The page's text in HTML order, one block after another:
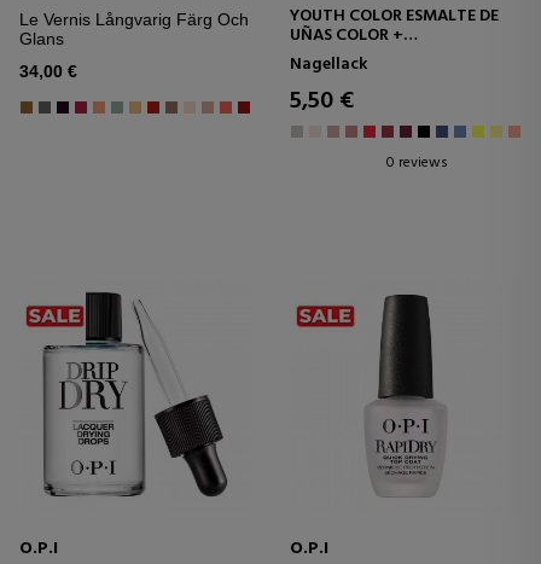
Le Vernis Långvarig Färg Och
Glans
34,00 €
YOUTH COLOR ESMALTE DE
UÑAS COLOR +
TRATAMIENTO
TORTALECEDOR
Nagellack
5,50 €
0 reviews
O.P.I
O.P.I